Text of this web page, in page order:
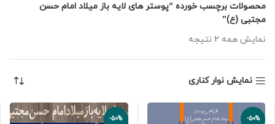
محصولات برچسب خورده “پوستر های لایه باز میلاد امام حسن
مجتبی (ع)”
نمایش همه 2 نتیجه
نمایش نوار کناری
-50%
-50%